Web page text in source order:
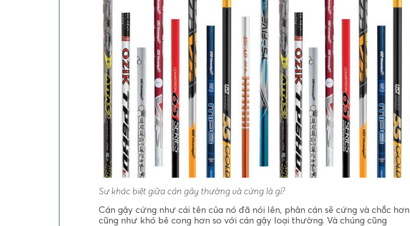
Sự khác biệt giữa cán gậy thường và cứng là gì?
Cán gậy cứng như cái tên của nó đã nói lên, phân cán sẽ cứng và chắc hơn
cũng như khó bẻ cong hơn so với cán gậy loại thường. Và chúng cũng